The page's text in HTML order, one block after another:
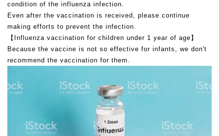
condition of the influenza infection.
Even after the vaccination is received, please continue
making efforts to prevent the infection.
【Influenza vaccination for children under 1 year of age】
Because the vaccine is not so effective for infants, we don't
recommend the vaccination for them.